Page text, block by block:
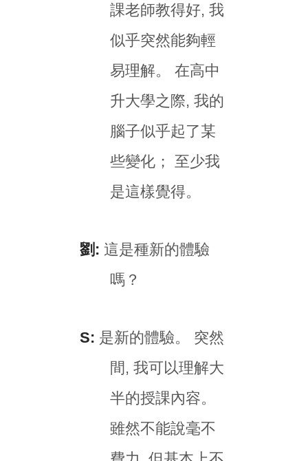
課老師教得好, 我
似乎突然能夠輕
易理解。 在高中
升大學之際, 我的
腦子似乎起了某
些變化； 至少我
是這樣覺得。
劉: 這是種新的體驗
嗎？
S: 是新的體驗。 突然
間, 我可以理解大
半的授課內容。
雖然不能說毫不